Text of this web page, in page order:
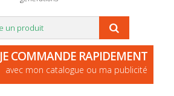
JE COMMANDE RAPIDEMENT
avec mon catalogue ou ma publicité